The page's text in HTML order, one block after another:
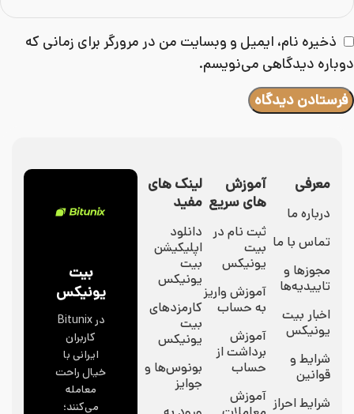
ذخیره نام، ایمیل و وبسایت من در مرورگر برای زمانی که
دوباره دیدگاهی می‌نویسم.
معرفی
درباره ما
تماس با ما
مجوزها و
تاییدیه‌ها
اخبار بیت
یونیکس
شرایط و
قوانین
شرایط احراز
آموزش
های سریع
ثبت نام در
بیت
یونیکس
آموزش واریز
به حساب
آموزش
برداشت از
حساب
آموزش
لینک های
مفید
دانلود
اپلیکیشن
بیت
یونیکس
کارمزدهای
بیت
یونیکس
بونوس‌ها و
جوایز
بیت
یونیکس
در Bitunix
کاربران
ایرانی با
خیال راحت
معامله
می‌کنند؛